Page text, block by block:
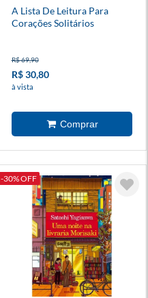
A Lista De Leitura Para
Corações Solitários
R$ 69,90
R$ 30,80
à vista
-30% OFF